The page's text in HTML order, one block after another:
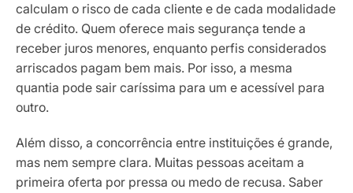
calculam o risco de cada cliente e de cada modalidade
de crédito. Quem oferece mais segurança tende a
receber juros menores, enquanto perfis considerados
arriscados pagam bem mais. Por isso, a mesma
quantia pode sair caríssima para um e acessível para
outro.
Além disso, a concorrência entre instituições é grande,
mas nem sempre clara. Muitas pessoas aceitam a
primeira oferta por pressa ou medo de recusa. Saber